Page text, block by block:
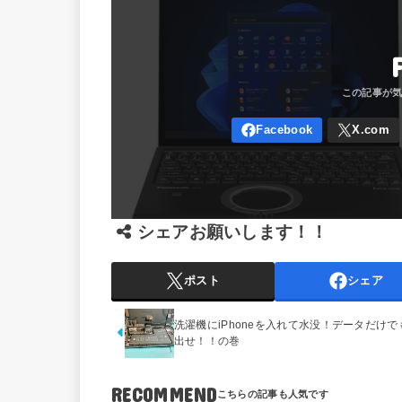
シェアお願いします！！
ポスト シェア
洗濯機にiPhoneを入れて水没！データだけで
出せ！！の巻
RECOMMEND